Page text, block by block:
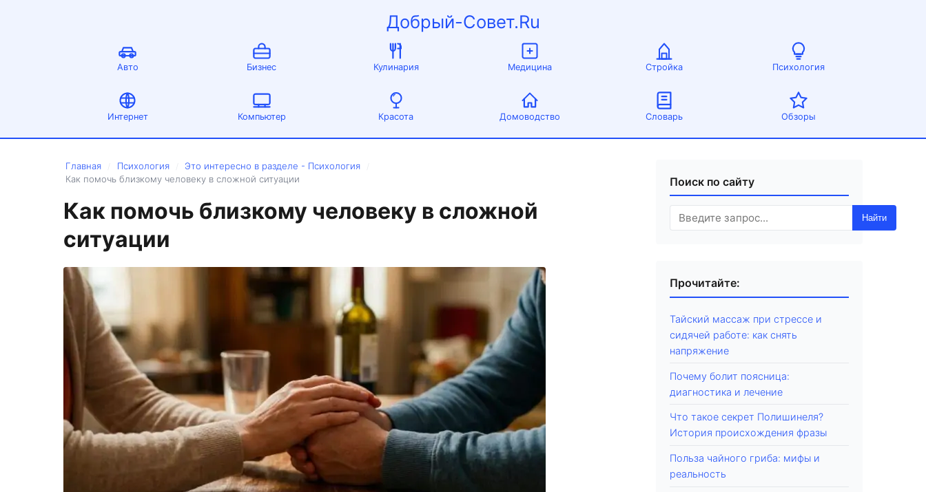
Добрый-Совет.Ru
Авто Бизнес Кулинария Медицина Стройка Психология
Интернет Компьютер Красота Домоводство Словарь Обзоры
Главная Психология Это интересно в разделе - Психология
Как помочь близкому человеку в сложной ситуации
Как помочь близкому человеку в сложной
ситуации
Поиск по сайту
Найти
Прочитайте:
Тайский массаж при стрессе и
сидячей работе: как снять
напряжение
Почему болит поясница:
диагностика и лечение
Что такое секрет Полишинеля?
История происхождения фразы
Польза чайного гриба: мифы и
реальность